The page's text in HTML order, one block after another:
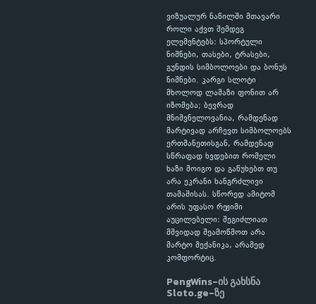
ვიზუალურ ნაწილში მთავარი
როლი აქვთ შემდეგ
ელემენტებს: სპორტული
ნიშნები, თასები, ტრასები,
გუნდის სიმბოლოები და ბონუს
ნიშნები. კარგი სლოტი
მხოლოდ ლამაზი ფონით არ
იზომება; ბევრად
მნიშვნელოვანია, რამდენად
მარტივად არჩევთ სიმბოლოებს
ერთმანეთისგან, რამდენად
სწრაფად ხვდებით რომელი
ხაზი მოიგო და გაწუხებთ თუ
არა ეკრანი ხანგრძლივი
თამაშისას. სწორედ ამიტომ
არის უფასო რეჟიმი
აუცილებელი: შეგიძლიათ
მშვიდად შეამოწმოთ არა
მარტო მექანიკა, არამედ
კომფორტიც.
PengWins-ის გახსნა
Sloto.ge-ზე